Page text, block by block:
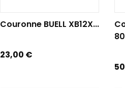
Couronne BUELL XB12X...
Prix
23,00 €